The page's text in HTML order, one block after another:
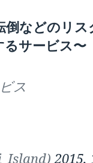
などのリス
るサービス〜
ス
2015,